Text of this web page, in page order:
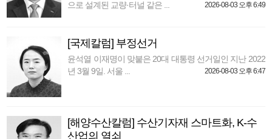
으로 설계된 교량·터널 같은 ...
2026-08-03 오후 6:49
[국제칼럼] 부정선거
윤석열 이재명이 맞붙은 20대 대통령 선거일인 지난 2022
년 3월 9일. 서울 ...
2026-08-03 오후 6:47
[해양수산칼럼] 수산기자재 스마트화, K-수
산업의 열쇠